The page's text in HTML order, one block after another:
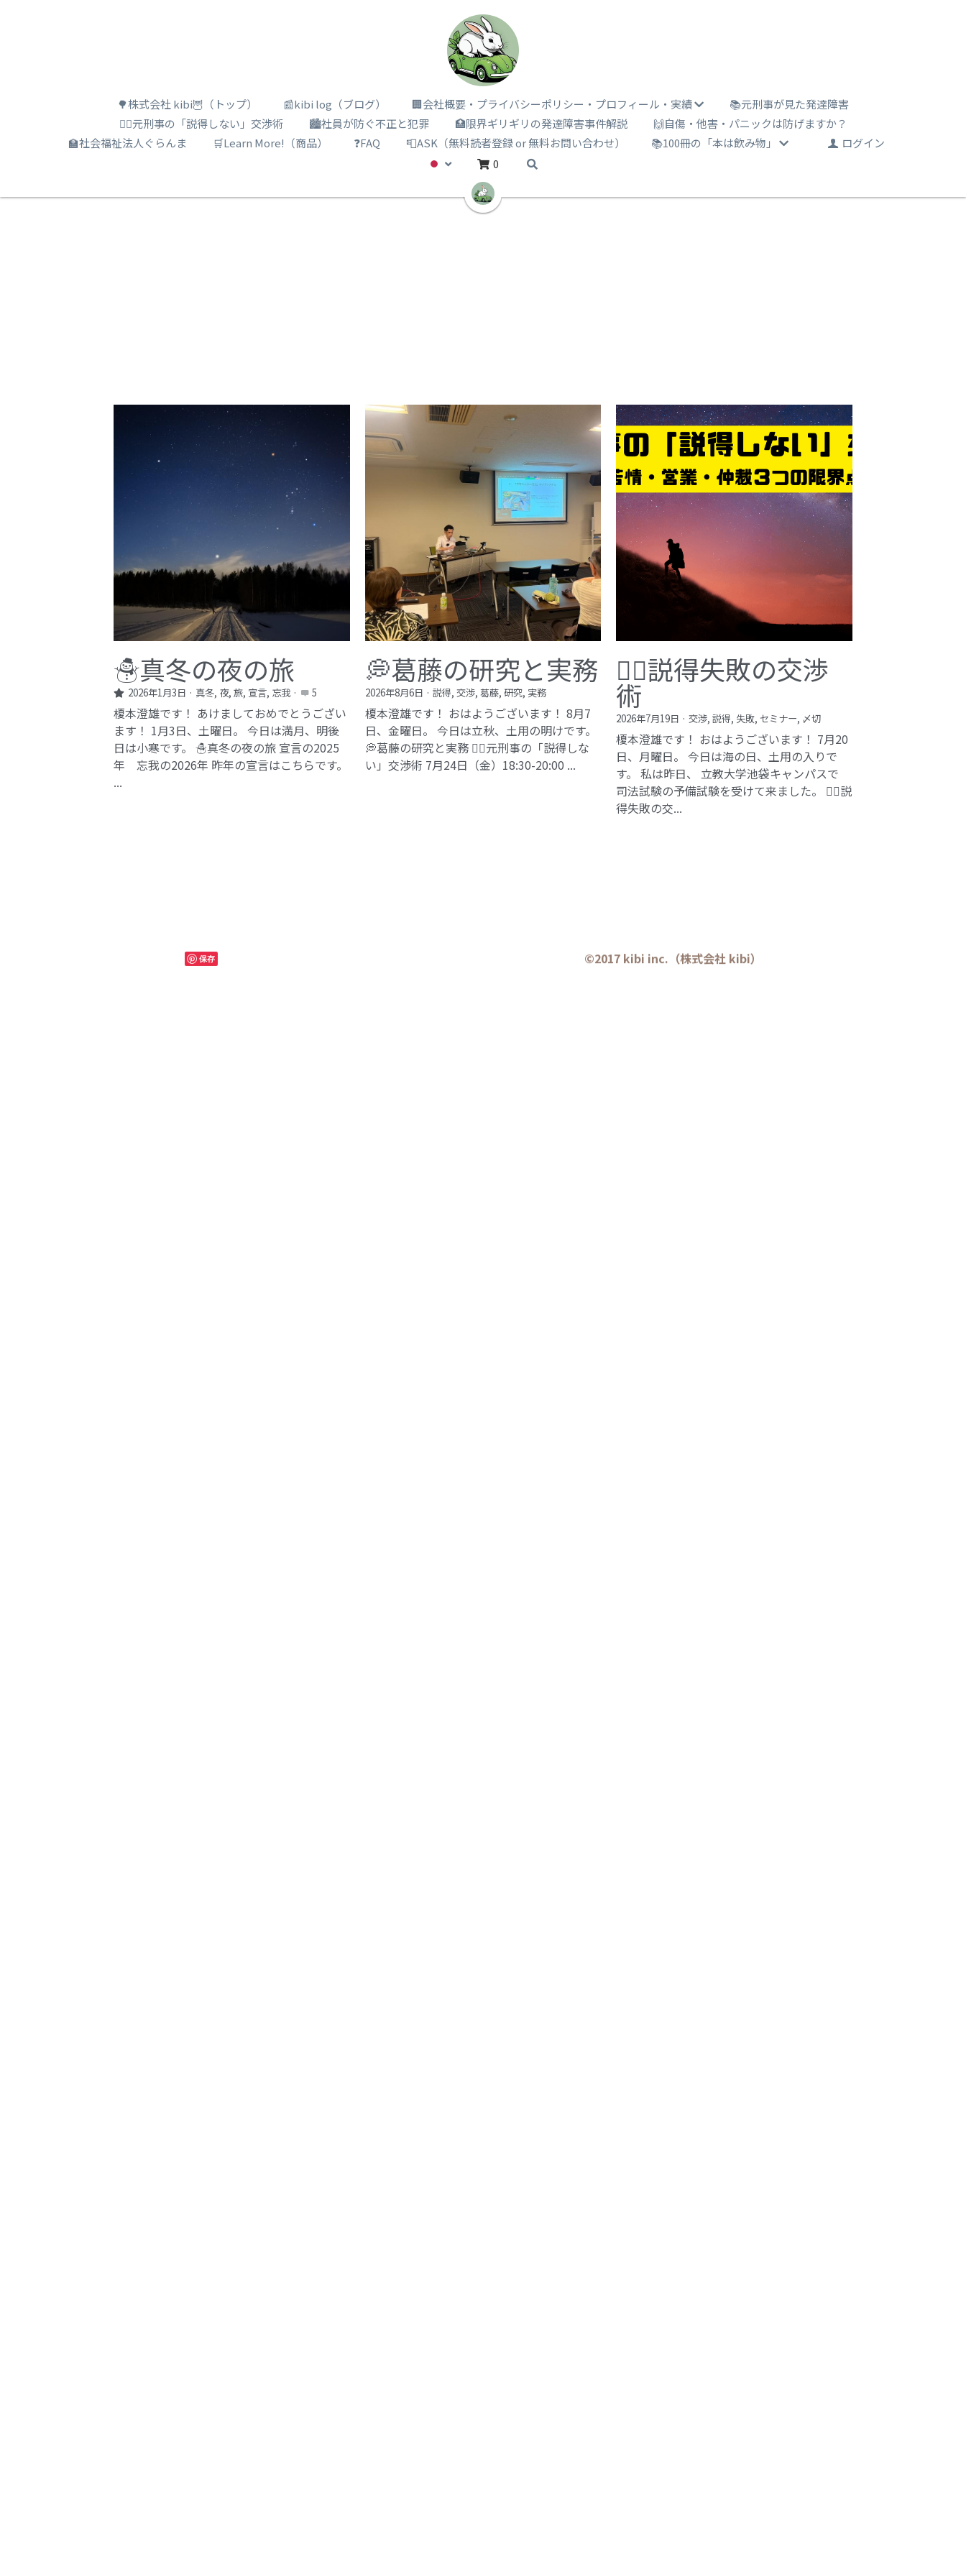
🌳株式会社 kibi🦉（トップ） 📰kibi log（ブログ） 🏢会社概要・プライバシーポリシー・プロフィール・実績
📚元刑事が見た発達障害
🕵️‍♂️元刑事の「説得しない」交渉術
🏙️社員が防ぐ不正と犯罪 🏥限界ギリギリの発達障害事件解説
🙌自傷・他害・パニックは防げますか？
🏫社会福祉法人ぐらんま
🛒Learn More!（商品） ❓FAQ 📮ASK（無料読者登録 or 無料お問い合わせ） 📚100冊の「本は飲み物」
ログイン
0
☃️真冬の夜の旅
2026年1月3日 · 真冬, 夜, 旅, 宣言, 忘我· 5
榎本澄雄です！ あけましておめでとうござい
ます！ 1月3日、土曜日。 今日は満月、明後
日は小寒です。 ☃️真冬の夜の旅 宣言の2025
年 忘我の2026年​ 昨年の宣言はこちらです。
...
💭葛藤の研究と実務
2026年8月6日 · 説得, 交渉, 葛藤, 研究, 実務
榎本澄雄です！ おはようございます！ 8月7
日、金曜日。 今日は立秋、土用の明けです。
💭葛藤の研究と実務 🕵️‍♂️元刑事の「説得しな
い」交渉術​ 7月24日（金）18:30-20:00 ...
🕵️‍♂️説得失敗の交渉
術
2026年7月19日 · 交渉, 説得, 失敗, セミナー, 〆切
榎本澄雄です！ おはようございます！ 7月20
日、月曜日。 今日は海の日、土用の入りで
す。 私は昨日、 立教大学池袋キャンパスで
司法試験の予備試験を受けて来ました。 🕵️‍♂️説
得失敗の交...
保存 ©2017 kibi inc.（株式会社 kibi）